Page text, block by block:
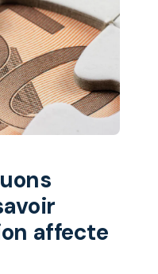
affecte